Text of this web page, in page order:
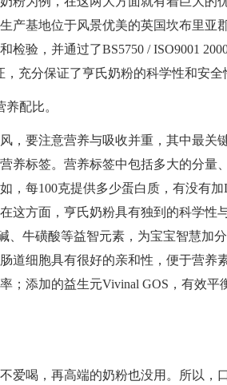
产基地位于风景优美的英国坎布里亚
验，并通过了BS5750 / ISO9001
充分保证了亨氏奶粉的科学性和安全
配比。
要注意营养与吸收并重，其中最关
养标签。营养标签中包括多大的分量
，每100克提供多少蛋白质，有没有
这方面，亨氏奶粉具有独到的科学性
、牛磺酸等益智元素，为宝宝智慧加
道细胞具有很好的亲和性，便于营养
；添加的益生元Vivinal GOS，有效平
喝，再高端的奶粉也没用。所以，